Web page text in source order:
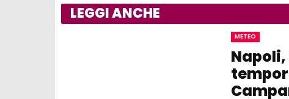
LEGGI ANCHE
METEO